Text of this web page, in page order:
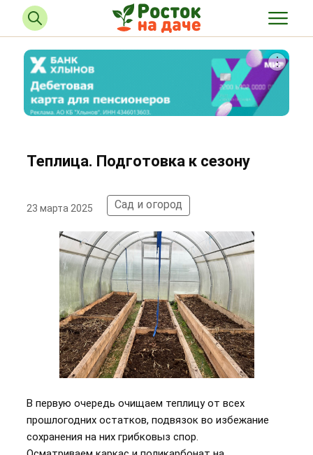
Теплица. Подготовка к сезону
23 марта 2025 Сад и огород
В первую очередь очищаем теплицу от всех
прошлогодних остатков, подвязок во избежание
сохранения на них грибковыз спор.